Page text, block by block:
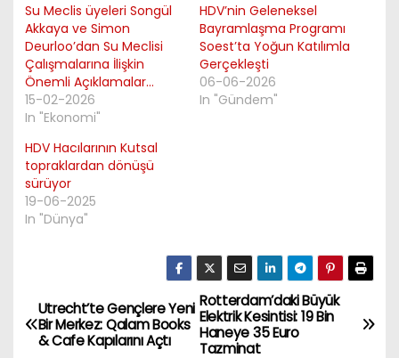
Su Meclis üyeleri Songül
Akkaya ve Simon
Deurloo’dan Su Meclisi
Çalışmalarına İlişkin
Önemli Açıklamalar…
15-02-2026
In "Ekonomi"
HDV’nin Geleneksel
Bayramlaşma Programı
Soest’ta Yoğun Katılımla
Gerçekleşti
06-06-2026
In "Gündem"
HDV Hacılarının Kutsal
topraklardan dönüşü
sürüyor
19-06-2025
In "Dünya"
P
o
Rotterdam’daki Büyük
Elektrik Kesintisi: 19 Bin
Haneye 35 Euro
Tazminat
Utrecht’te Gençlere Yeni
Bir Merkez: Qalam Books
& Cafe Kapılarını Açtı